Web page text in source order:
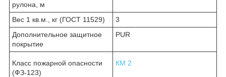
рулона, м
Вес 1 кв.м., кг (ГОСТ 11529)
3
Дополнительное защитное
покрытие
PUR
Класс пожарной опасности
(ФЗ-123)
КМ 2